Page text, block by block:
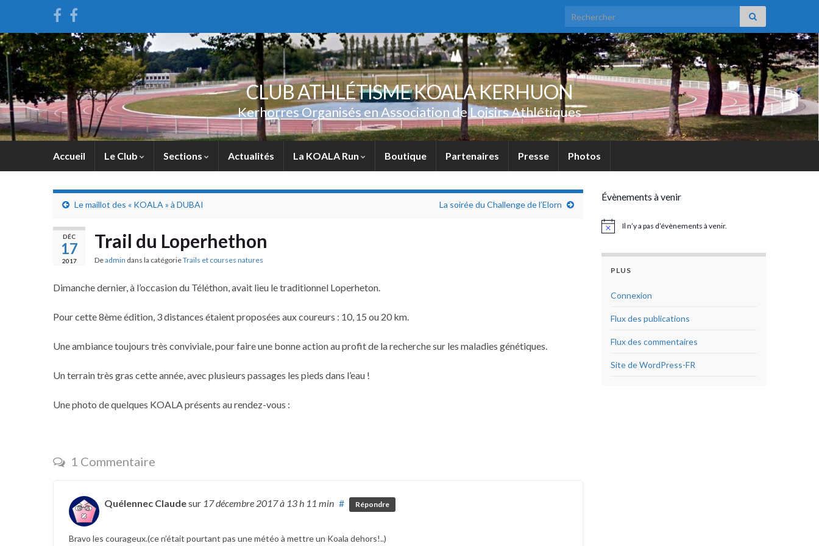
Search for:
CLUB ATHLÉTISME KOALA KERHUON
Kerhorres Organisés en Association de Loisirs Athlétiques
Accueil Le Club Sections Actualités La KOALA Run Boutique Partenaires Presse Photos
Le maillot des « KOALA » à DUBAI La soirée du Challenge de l’Elorn
DÉC
17
2017
Trail du Loperhethon
Deadmin dans la catégorieTrails et courses natures
Dimanche dernier, à l’occasion du Téléthon, avait lieu le traditionnel Loperheton.
Pour cette 8ème édition, 3 distances étaient proposées aux coureurs : 10, 15 ou 20 km.
Une ambiance toujours très conviviale, pour faire une bonne action au profit de la recherche sur les maladies génétiques.
Un terrain très gras cette année, avec plusieurs passages les pieds dans l’eau !
Une photo de quelques KOALA présents au rendez-vous :
1 Commentaire
Quélennec Claudesur 17 décembre 2017à 13 h 11 min # Répondre
Bravo les courageux.(ce n’était pourtant pas une météo à mettre un Koala dehors!..)
Évènements à venir
NoticeIl n’y a pas d’évènements à venir.
PLUS
Connexion
Flux des publications
Flux des commentaires
Site de WordPress-FR